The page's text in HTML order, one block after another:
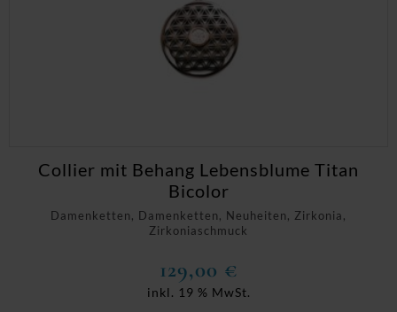
Damenketten, Damenketten, Neuheiten, Zirkonia,
Zirkoniaschmuck
Collier mit Behang Lebensblume Titan
Bicolor
129,00 €
inkl. 19 % MwSt.